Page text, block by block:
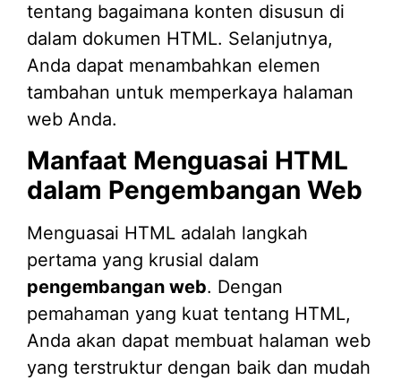
tentang bagaimana konten disusun di
dalam dokumen HTML. Selanjutnya,
Anda dapat menambahkan elemen
tambahan untuk memperkaya halaman
web Anda.
Manfaat Menguasai HTML
dalam Pengembangan Web
Menguasai HTML adalah langkah
pertama yang krusial dalam
pengembangan web. Dengan
pemahaman yang kuat tentang HTML,
Anda akan dapat membuat halaman web
yang terstruktur dengan baik dan mudah